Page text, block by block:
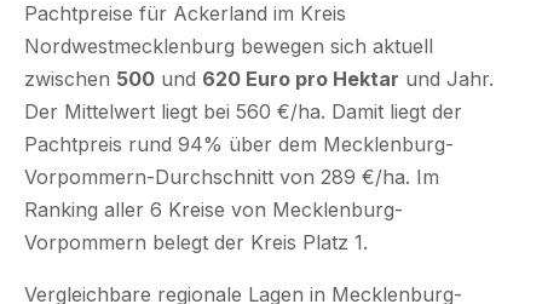
Pachtpreise für Ackerland im Kreis
Nordwestmecklenburg bewegen sich aktuell
zwischen 500 und 620 Euro pro Hektar und Jahr.
Der Mittelwert liegt bei 560 €/ha. Damit liegt der
Pachtpreis rund 94% über dem Mecklenburg-
Vorpommern-Durchschnitt von 289 €/ha. Im
Ranking aller 6 Kreise von Mecklenburg-
Vorpommern belegt der Kreis Platz 1.
Vergleichbare regionale Lagen in Mecklenburg-